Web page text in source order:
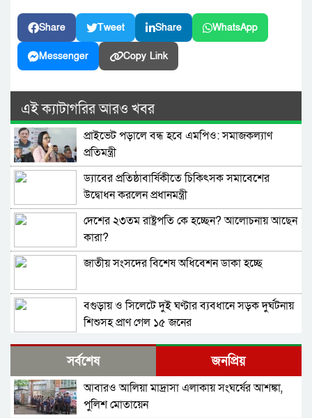
Share Tweet Share WhatsApp
Messenger Copy Link
এই ক্যাটাগরির আরও খবর
প্রাইভেট পড়ালে বন্ধ হবে এমপিও: সমাজকল্যাণ
প্রতিমন্ত্রী
ড্যাবের প্রতিষ্ঠাবার্ষিকীতে চিকিৎসক সমাবেশের
উদ্বোধন করলেন প্রধানমন্ত্রী
দেশের ২৩তম রাষ্ট্রপতি কে হচ্ছেন? আলোচনায় আছেন
কারা?
জাতীয় সংসদের বিশেষ অধিবেশন ডাকা হচ্ছে
বগুড়ায় ও সিলেটে দুই ঘণ্টার ব্যবধানে সড়ক দুর্ঘটনায়
শিশুসহ প্রাণ গেল ১৫ জনের
বিমানবন্দরে ভিআইপি-সিআইপিসহ সবাইকে তল্লাশির
নির্দেশ
বিটিভির মহাপরিচালক হলেন কাজী জেসিন
সর্বশেষ জনপ্রিয়
আবারও আলিয়া মাদ্রাসা এলাকায় সংঘর্ষের আশঙ্কা,
পুলিশ মোতায়েন